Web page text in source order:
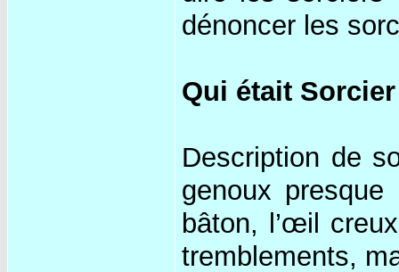
dénoncer les
Qui était
Description de
genoux
bâton, l’œil
tremblements,